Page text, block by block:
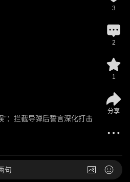
”：拦截导弹后誓言深化打击
3
2
1
分享
句